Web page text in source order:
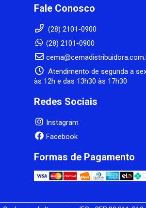
Fale Conosco
(28) 2101-0900
(28) 2101-0900
Atendimento de segunda a
às 12h e das 13h30 às 17h30
Redes Sociais
Instagram
Facebook
Formas de Pagamento